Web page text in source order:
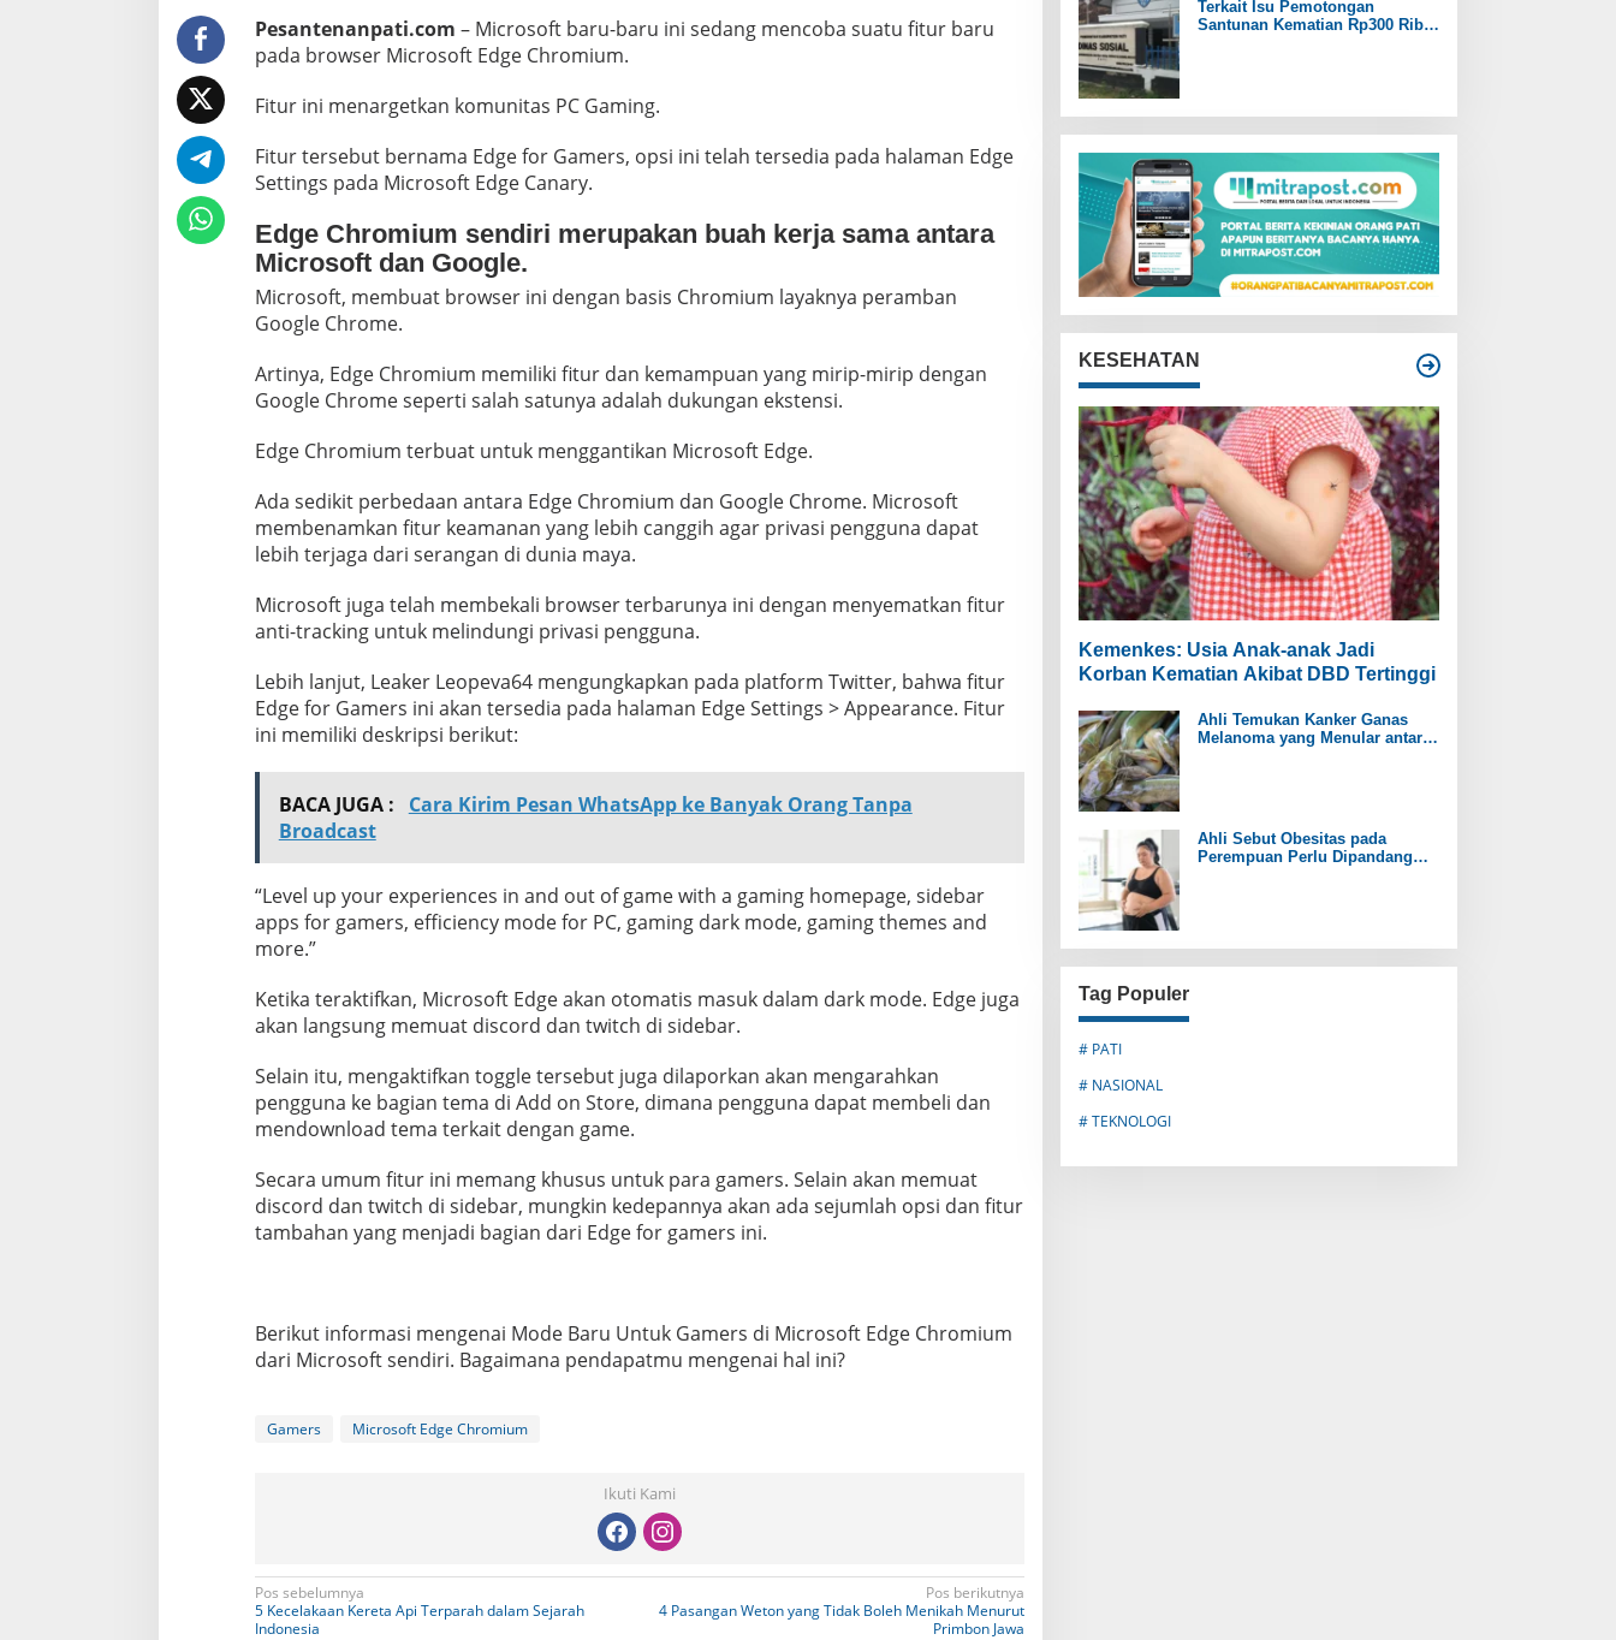
Pesantenanpati.com – Microsoft baru-baru ini sedang mencoba suatu fitur baru
pada browser Microsoft Edge Chromium.
Fitur ini menargetkan komunitas PC Gaming.
Fitur tersebut bernama Edge for Gamers, opsi ini telah tersedia pada halaman Edge
Settings pada Microsoft Edge Canary.
Edge Chromium sendiri merupakan buah kerja sama antara
Microsoft dan Google.
Microsoft, membuat browser ini dengan basis Chromium layaknya peramban
Google Chrome.
Artinya, Edge Chromium memiliki fitur dan kemampuan yang mirip-mirip dengan
Google Chrome seperti salah satunya adalah dukungan ekstensi.
Edge Chromium terbuat untuk menggantikan Microsoft Edge.
Ada sedikit perbedaan antara Edge Chromium dan Google Chrome. Microsoft
membenamkan fitur keamanan yang lebih canggih agar privasi pengguna dapat
lebih terjaga dari serangan di dunia maya.
Microsoft juga telah membekali browser terbarunya ini dengan menyematkan fitur
anti-tracking untuk melindungi privasi pengguna.
Lebih lanjut, Leaker Leopeva64 mengungkapkan pada platform Twitter, bahwa fitur
Edge for Gamers ini akan tersedia pada halaman Edge Settings > Appearance. Fitur
ini memiliki deskripsi berikut:
BACA JUGA :
Cara Kirim Pesan WhatsApp ke Banyak Orang Tanpa
Broadcast
“Level up your experiences in and out of game with a gaming homepage, sidebar
apps for gamers, efficiency mode for PC, gaming dark mode, gaming themes and
more.”
Ketika teraktifkan, Microsoft Edge akan otomatis masuk dalam dark mode. Edge juga
akan langsung memuat discord dan twitch di sidebar.
Selain itu, mengaktifkan toggle tersebut juga dilaporkan akan mengarahkan
pengguna ke bagian tema di Add on Store, dimana pengguna dapat membeli dan
mendownload tema terkait dengan game.
Secara umum fitur ini memang khusus untuk para gamers. Selain akan memuat
discord dan twitch di sidebar, mungkin kedepannya akan ada sejumlah opsi dan fitur
tambahan yang menjadi bagian dari Edge for gamers ini.
Berikut informasi mengenai Mode Baru Untuk Gamers di Microsoft Edge Chromium
dari Microsoft sendiri. Bagaimana pendapatmu mengenai hal ini?
Gamers Microsoft Edge Chromium
Ikuti Kami
N
Pos sebelumnya
5 Kecelakaan Kereta Api Terparah dalam Sejarah
Indonesia
Pos berikutnya
4 Pasangan Weton yang Tidak Boleh Menikah Menurut
Primbon Jawa
Terkait Isu Pemotongan
Santunan Kematian Rp300 Ribu,
KESEHATAN
Kemenkes: Usia Anak-anak Jadi
Korban Kematian Akibat DBD Tertinggi
Ahli Temukan Kanker Ganas
Melanoma yang Menular antar
Ahli Sebut Obesitas pada
Perempuan Perlu Dipandang
Tag Populer
# PATI
# NASIONAL
# TEKNOLOGI